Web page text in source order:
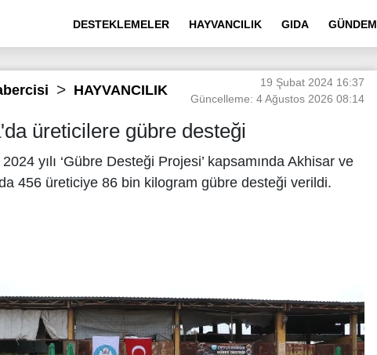
DESTEKLEMELER HAYVANCILIK GIDA GÜNDEM
HAYVANCILIK
19 Şubat 2024 16:37
Güncelleme: 4 Ağustos 2026 08:14
üreticilere gübre desteği
yılı ‘Gübre Desteği Projesi’ kapsamında Akhisar ve
456 üreticiye 86 bin kilogram gübre desteği verildi.